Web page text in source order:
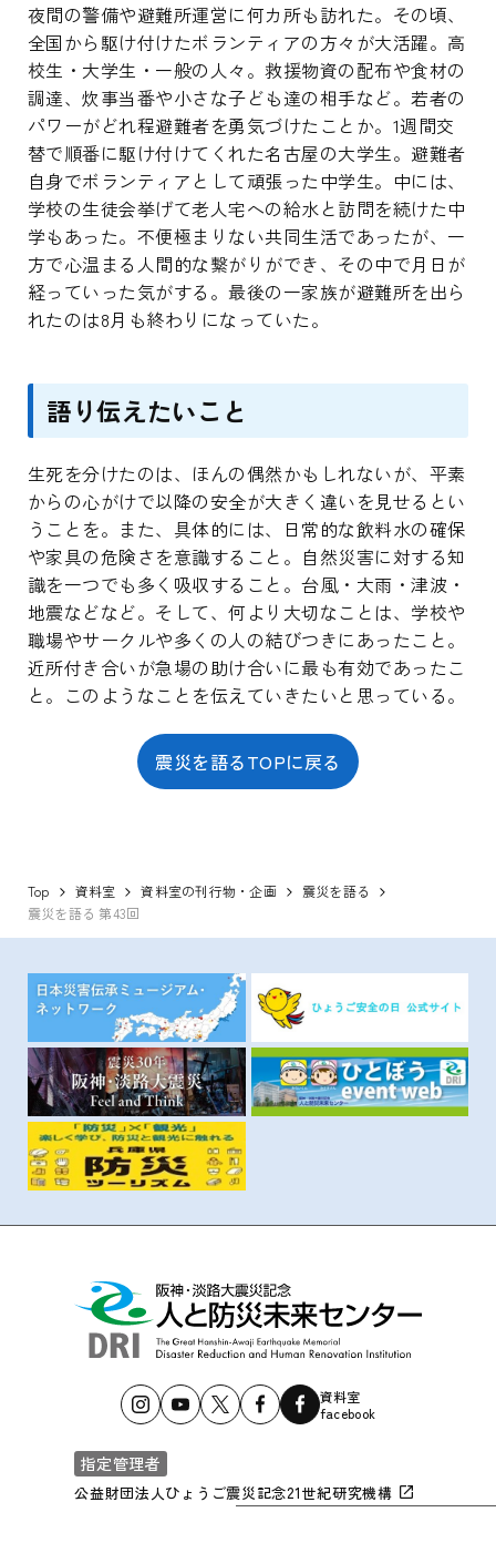
夜間の警備や避難所運営に何カ所も訪れた。その頃、
全国から駆け付けたボランティアの方々が大活躍。高
校生・大学生・一般の人々。救援物資の配布や食材の
調達、炊事当番や小さな子ども達の相手など。若者の
パワーがどれ程避難者を勇気づけたことか。1週間交
替で順番に駆け付けてくれた名古屋の大学生。避難者
自身でボランティアとして頑張った中学生。中には、
学校の生徒会挙げて老人宅への給水と訪問を続けた中
学もあった。不便極まりない共同生活であったが、一
方で心温まる人間的な繋がりができ、その中で月日が
経っていった気がする。最後の一家族が避難所を出ら
れたのは8月も終わりになっていた。
語り伝えたいこと
生死を分けたのは、ほんの偶然かもしれないが、平素
からの心がけで以降の安全が大きく違いを見せるとい
うことを。また、具体的には、日常的な飲料水の確保
や家具の危険さを意識すること。自然災害に対する知
識を一つでも多く吸収すること。台風・大雨・津波・
地震などなど。そして、何より大切なことは、学校や
職場やサークルや多くの人の結びつきにあったこと。
近所付き合いが急場の助け合いに最も有効であったこ
と。このようなことを伝えていきたいと思っている。
震災を語るTOPに戻る
Top 資料室 資料室の刊行物・企画
震災を語る
震災を語る 第43回
資料室
facebook
指定管理者
公益財団法人ひょうご震災記念21世紀研究機構